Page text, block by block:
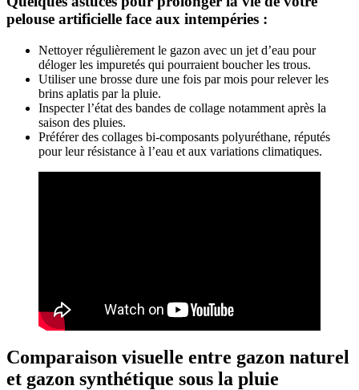
pelouse artificielle face aux intempéries :
Nettoyer régulièrement le gazon avec un jet d’eau pour
déloger les impuretés qui pourraient boucher les trous.
Utiliser une brosse dure une fois par mois pour relever les
brins aplatis par la pluie.
Inspecter l’état des bandes de collage notamment après la
saison des pluies.
Préférer des collages bi-composants polyuréthane, réputés
pour leur résistance à l’eau et aux variations climatiques.
Comparaison visuelle entre gazon naturel
et gazon synthétique sous la pluie